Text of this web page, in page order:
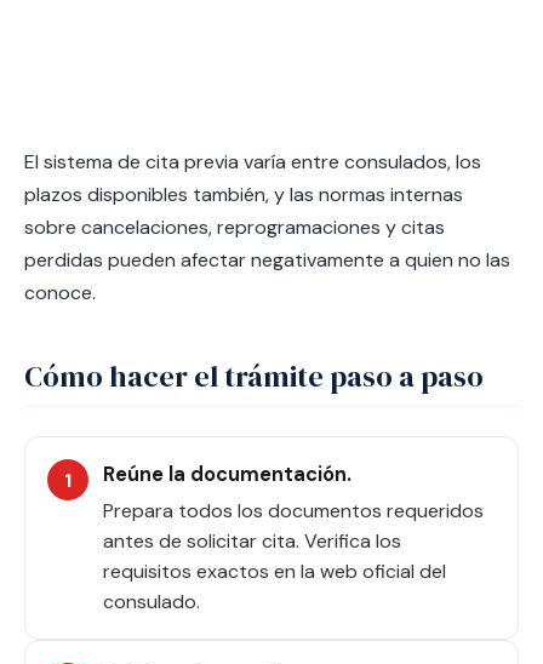
El sistema de cita previa varía entre consulados, los
plazos disponibles también, y las normas internas
sobre cancelaciones, reprogramaciones y citas
perdidas pueden afectar negativamente a quien no las
conoce.
Cómo hacer el trámite paso a paso
Reúne la documentación.
Prepara todos los documentos requeridos
antes de solicitar cita. Verifica los
requisitos exactos en la web oficial del
consulado.